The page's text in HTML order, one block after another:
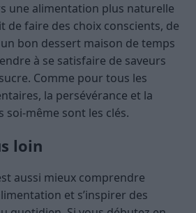
une alimentation plus naturelle
de faire des choix conscients, de
bon dessert maison de temps
à se satisfaire de saveurs
Comme pour tous les
la persévérance et la
soi-même sont les clés.
loin
aussi mieux comprendre
et s’inspirer des